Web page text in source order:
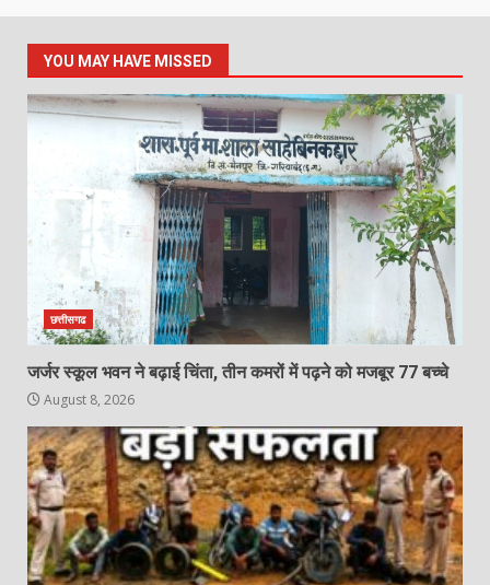
1
में पढ़ने को मजबूर 77 बच्चे
2
छाल पुलिस की बड़ी सफलता : SECL
धरमखदान में ट्रांसफार्मर पार्ट्स व केबल
चोरी का 24 घंटे में खुलासा, 6 आरोपी
गिरफ्तार, ₹3 लाख का मशरूका बरामद
August 8, 2026
3
घायल व्यक्ति को डायल-112 की त्वरित
सहायता से समय पर अस्पताल पहुंचाकर
बचाई जान…
August 8, 2026
4
पेंशनर्स फेडरेशन संघ के राष्ट्रीय अध्यक्ष का
प्रथम जांजगीर आगमन…
August 8, 2026
YOU MAY HAVE MISSED
छत्तीसगढ
जर्जर स्कूल भवन ने बढ़ाई चिंता, तीन कमरों में पढ़ने को मजबूर 77 बच्चे
August 8, 2026